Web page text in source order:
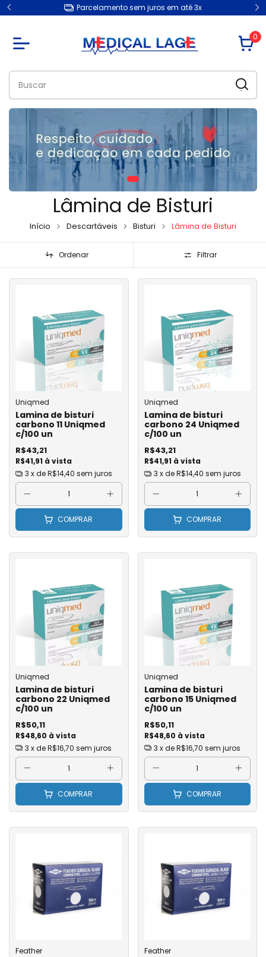
Entrega garantida em todo o Brasil
0
Lâmina de Bisturi
Início Descartáveis Bisturi Lâmina de Bisturi
Ordenar Filtrar
Uniqmed
Lamina de bisturi
carbono 11 Uniqmed
c/100 un
R$41,91 à vista
R$43,21
3 x deR$14,40 sem juros
COMPRAR
Uniqmed
Lamina de bisturi
carbono 24 Uniqmed
c/100 un
R$41,91 à vista
R$43,21
3 x deR$14,40 sem juros
COMPRAR
Uniqmed
Lamina de bisturi
carbono 22 Uniqmed
c/100 un
R$48,60 à vista
R$50,11
3 x deR$16,70 sem juros
COMPRAR
Uniqmed
Lamina de bisturi
carbono 15 Uniqmed
c/100 un
R$48,60 à vista
R$50,11
3 x deR$16,70 sem juros
COMPRAR
Feather Feather